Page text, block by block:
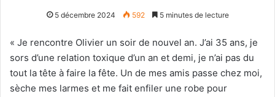
5 décembre 2024 592 5 minutes de lecture
« Je rencontre Olivier un soir de nouvel an. J’ai 35 ans, je
sors d’une relation toxique d’un an et demi, je n’ai pas du
tout la tête à faire la fête. Un de mes amis passe chez moi,
sèche mes larmes et me fait enfiler une robe pour